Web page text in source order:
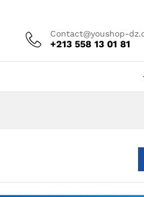
Contact@youshop-
+213 558 13 01 81